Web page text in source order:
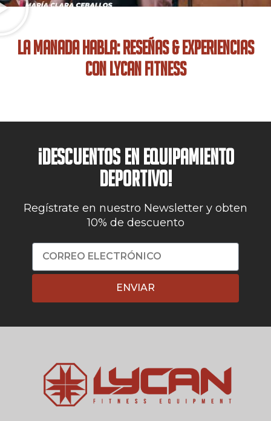
La Manada Habla: Reseñas & Experiencias
con Lycan Fitness
¡DESCUENTOS EN EQUIPAMIENTO
DEPORTIVO!
Regístrate en nuestro Newsletter y obten
10% de descuento
ENVIAR